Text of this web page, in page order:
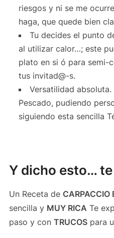
riesgos y ni se me
haga, que quede bien
Tu decides el punto
al utilizar calor…; este
plato en si ó para semi-
tus invitad@-s.
Versatilidad
Pescado, pudiendo
siguiendo esta sencilla
Y dicho esto…
Un Receta de CARPACCIO
sencilla y MUY RICA Te
paso y con TRUCOSpara